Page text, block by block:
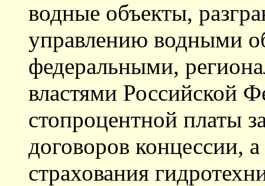
водные объекты,
управлению водными
федеральными,
властями Российской
стопроцентной платы
договоров концессии,
страхования